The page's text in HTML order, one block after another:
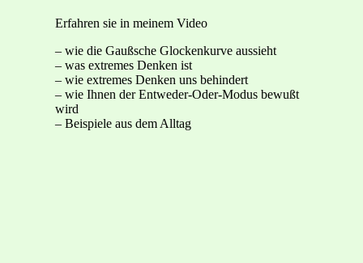
Erfahren sie in meinem Video
– wie die Gaußsche Glockenkurve aussieht
– was extremes Denken ist
– wie extremes Denken uns behindert
– wie Ihnen der Entweder-Oder-Modus bewußt
wird
– Beispiele aus dem Alltag